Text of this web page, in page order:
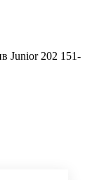
Junior 202 151-